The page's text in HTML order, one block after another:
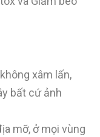
xâm lấn,
bất cứ ảnh
mỡ, ở mọi vùng